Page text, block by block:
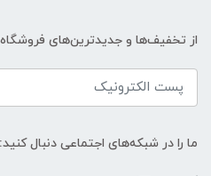
از تخفیف‌ها و جدیدترین‌های
ما را در شبکه‌های اجتماعی دنبال کنید: